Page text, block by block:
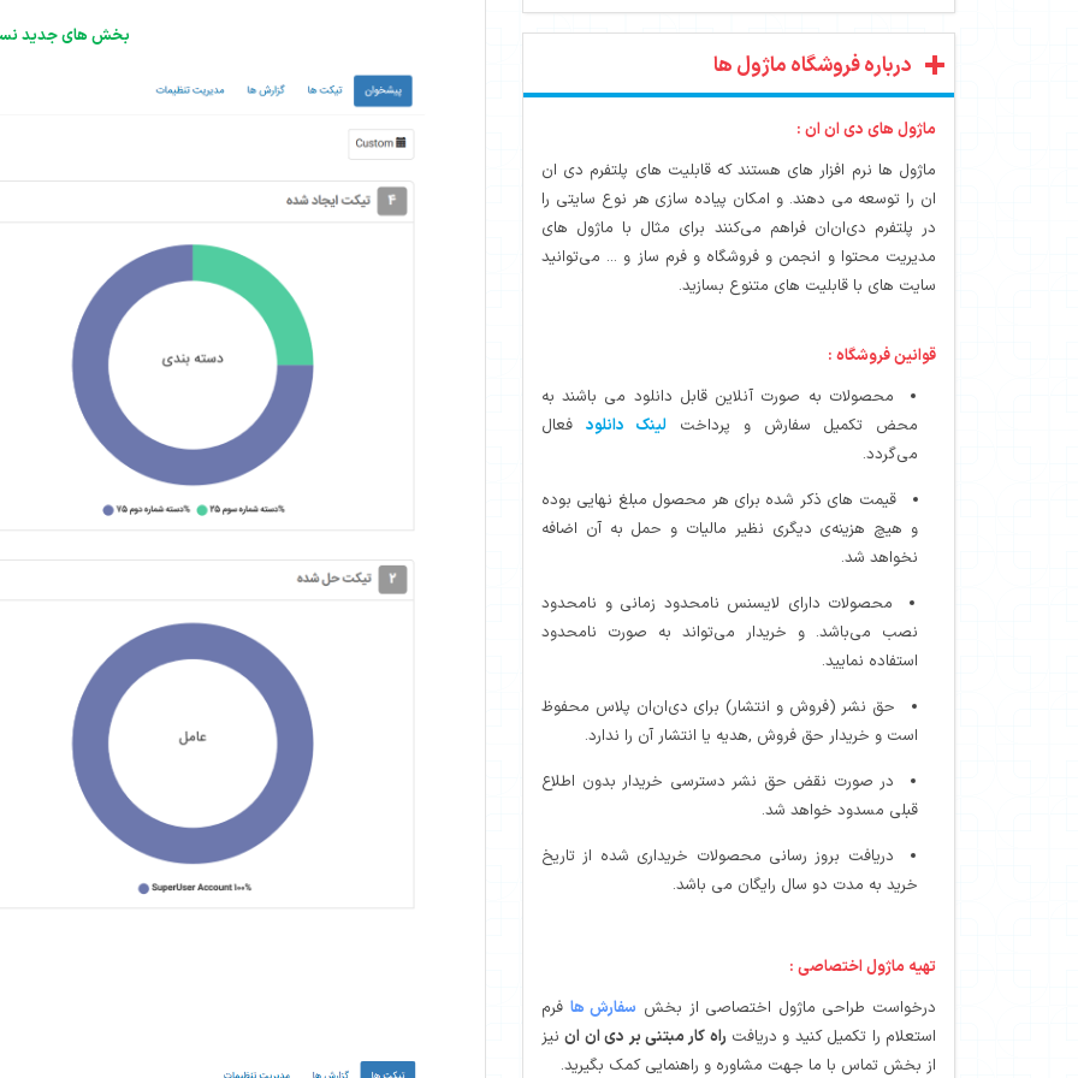
درباره فروشگاه ماژول ها
ماژول های دی ان ان :
ماژول ها نرم افزار های هستند که قابلیت های پلتفرم دی ان
ان را توسعه می دهند. و امکان پیاده سازی هر نوع سایتی را
در پلتفرم دی‌ان‌ان فراهم می‌کنند برای مثال با ماژول های
مدیریت محتوا و انجمن و فروشگاه و فرم ساز و ... می‌توانید
سایت های با قابلیت های متنوع بسازید.
قوانین فروشگاه :
محصولات به صورت آنلاین قابل دانلود می باشند به
محض تکمیل سفارش و پرداخت لینک دانلود فعال
می‌گردد.
قیمت های ذکر شده برای هر محصول مبلغ نهایی بوده
و هیچ هزینه‌ی دیگری نظیر مالیات و حمل به آن اضافه
نخواهد شد.
محصولات دارای لایسنس نامحدود زمانی و نامحدود
نصب می‌باشد. و خریدار می‌تواند به صورت نامحدود
استفاده نمایید.
حق نشر (فروش و انتشار) برای دی‌ان‌ان پلاس محفوظ
است و خریدار حق فروش ,هدیه یا انتشار آن را ندارد.
در صورت نقض حق نشر دسترسی خریدار بدون اطلاع
قبلی مسدود خواهد شد.
دریافت بروز رسانی محصولات خریداری شده از تاریخ
خرید به مدت دو سال رایگان می باشد.
تهیه ماژول اختصاصی :
درخواست طراحی ماژول اختصاصی از بخش سفارش ها فرم
استعلام را تکمیل کنید و دریافت راه کار مبتنی بر دی ان اننیز
از بخش تماس با ما جهت مشاوره و راهنمایی کمک بگیرید.
بخش های جدید نسخه